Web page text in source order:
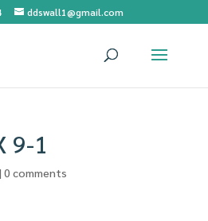
ddswall1@gmail.com
9-1
| 0 comments